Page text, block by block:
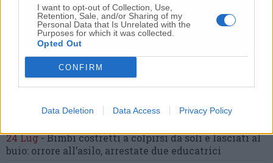
I want to opt-out of Collection, Use,
Retention, Sale, and/or Sharing of my
Personal Data that Is Unrelated with the
Purposes for which it was collected.
Opted Out
CONFIRM
Data Deletion Data Access Privacy Policy
Nessun commento presente
Commenta
Commenta l'articolo
Gli articoli più letti
24 Lug-Bimbi costretti a colpirsi da solie lasciati al
buio: orrore all’asilo, arrestate due educatrici